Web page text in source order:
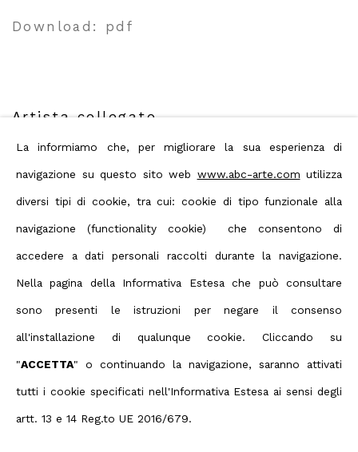
Download: pdf
Artista collegato
Matteo Negri
Privacy Policy
Manage cookies
Terms & Conditions
Contact us on Whatsapp
Diritti d'autore 2026 ABC ARTE
La informiamo che, per migliorare la sua esperienza di
navigazione su questo sito web www.abc-arte.com utilizza
diversi tipi di cookie, tra cui: cookie di tipo funzionale alla
navigazione (functionality cookie) che consentono di
accedere a dati personali raccolti durante la navigazione.
Nella pagina della Informativa Estesa che può consultare
sono presenti le istruzioni per negare il consenso
all'installazione di qualunque cookie. Cliccando su
"ACCETTA" o continuando la navigazione, saranno attivati
tutti i cookie specificati nell'Informativa Estesa ai sensi degli
artt. 13 e 14 Reg.to UE 2016/679.